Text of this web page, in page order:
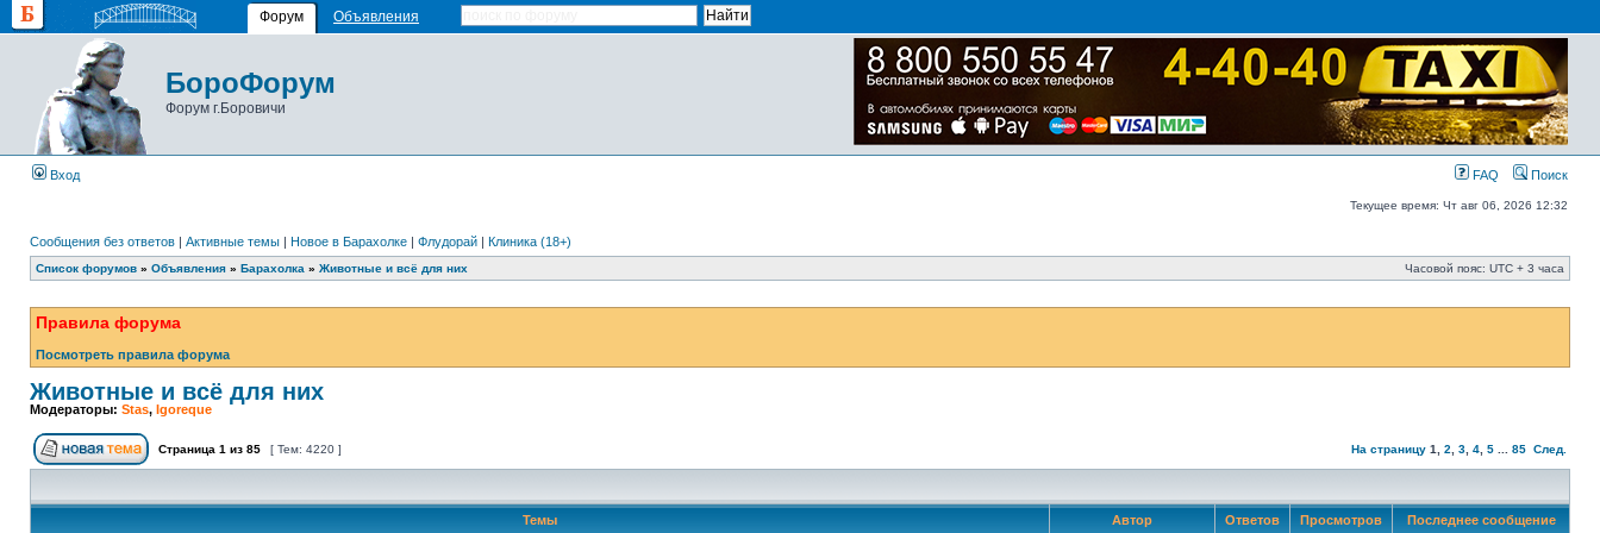
Форум Объявления
БороФорум
Форум г.Боровичи
Вход FAQ Поиск
Текущее время: Чт авг 06, 2026 12:32
Сообщения без ответов | Активные темы | Новое в Барахолке | Флудорай | Клиника (18+)
Список форумов » Объявления » Барахолка » Животные и всё для них Часовой пояс: UTC + 3 часа
Правила форума
Посмотреть правила форума
Животные и всё для них
Модераторы: Stas, Igoreque
Страница 1 из 85 [ Тем: 4220 ] На страницу 1 2 3 4 5 85 След.
Темы Автор Ответов Просмотров Последнее сообщение